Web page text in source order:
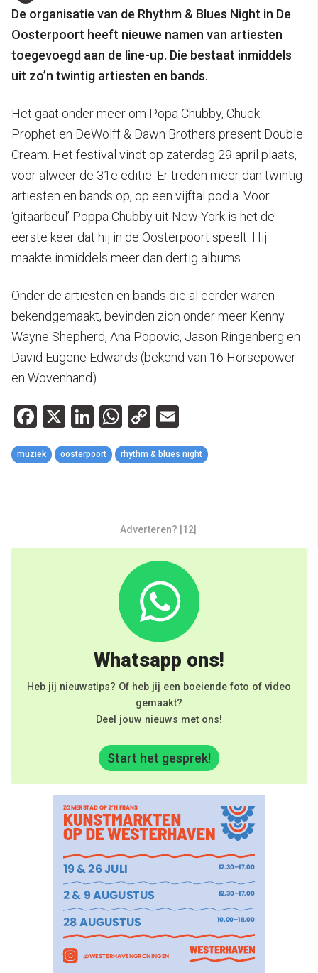
De organisatie van de Rhythm & Blues Night in De
Oosterpoort heeft nieuwe namen van artiesten
toegevoegd aan de line-up. Die bestaat inmiddels
uit zo’n twintig artiesten en bands.
Het gaat onder meer om Popa Chubby, Chuck
Prophet en DeWolff & Dawn Brothers present Double
Cream. Het festival vindt op zaterdag 29 april plaats,
voor alweer de 31e editie. Er treden meer dan twintig
artiesten en bands op, op een vijftal podia. Voor
‘gitaarbeul’ Poppa Chubby uit New York is het de
eerste keer dat hij in de Oosterpoort speelt. Hij
maakte inmiddels meer dan dertig albums.
Onder de artiesten en bands die al eerder waren
bekendgemaakt, bevinden zich onder meer Kenny
Wayne Shepherd, Ana Popovic, Jason Ringenberg en
David Eugene Edwards (bekend van 16 Horsepower
en Wovenhand).
Facebook
X LinkedIn
WhatsApp
Copy
Link
muziek oosterpoort rhythm & blues night
Adverteren? [12]
Whatsapp ons!
Heb jij nieuwstips? Of heb jij een boeiende foto of video
gemaakt?
Deel jouw nieuws met ons!
Start het gesprek!